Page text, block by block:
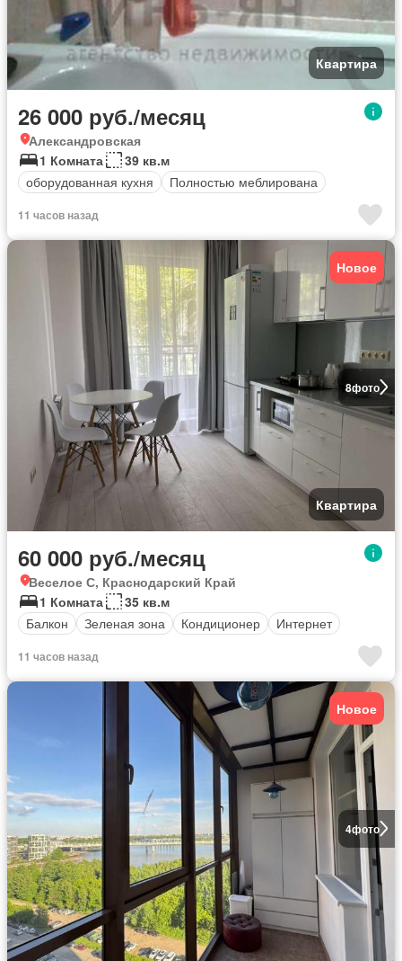
Квартира
26 000 руб./месяц
Александровская
1 Комната
39 кв.м
оборудованная кухня
Полностью меблирована
11 часов назад
8фото
Новое
Квартира
60 000 руб./месяц
Веселое С, Краснодарский Край
1 Комната
35 кв.м
Балкон
Зеленая зона Кондиционер Интернет
11 часов назад
4фото
Новое